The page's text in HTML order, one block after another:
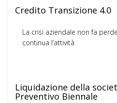
Credito Transizione 4.0
La crisi aziendale non fa
continua l’attività
Liquidazione della
Preventivo Biennale